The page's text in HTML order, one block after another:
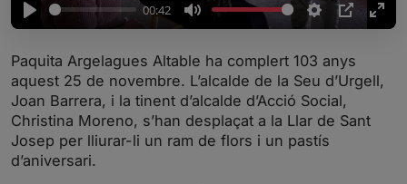
P
a
y
00:42
M
t
e
S
e
t
t
n
P
P
E
t
Paquita Argelagues Altable ha complert 103 anys
aquest 25 de novembre. L’alcalde de la Seu d’Urgell,
Joan Barrera, i la tinent d’alcalde d’Acció Social,
Christina Moreno, s’han desplaçat a la Llar de Sant
Josep per lliurar-li un ram de flors i un pastís
d’aniversari.